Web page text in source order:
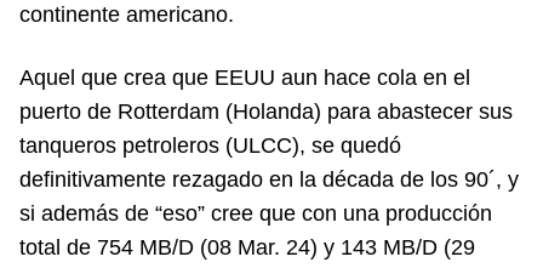
continente americano.
Aquel que crea que EEUU aun hace cola en el
puerto de Rotterdam (Holanda) para abastecer sus
tanqueros petroleros (ULCC), se quedó
definitivamente rezagado en la década de los 90´, y
si además de “eso” cree que con una producción
total de 754 MB/D (08 Mar. 24) y 143 MB/D (29